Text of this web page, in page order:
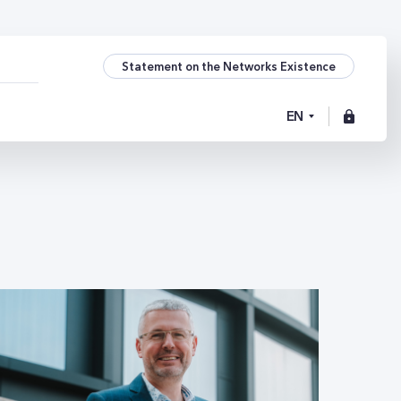
Statement on the Networks Existence
EN